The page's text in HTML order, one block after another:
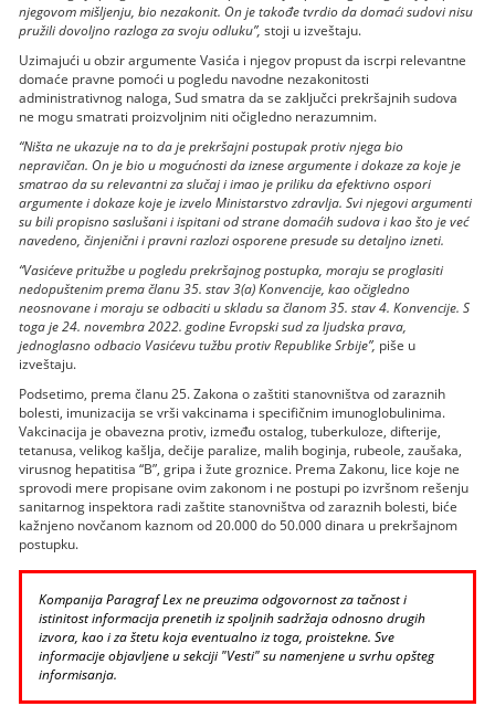
njegovom mišljenju, bio nezakonit. On je takođe tvrdio da domaći sudovi nisu
pružili dovoljno razloga za svoju odluku”, stoji u izveštaju.
Uzimajući u obzir argumente Vasića i njegov propust da iscrpi relevantne
domaće pravne pomoći u pogledu navodne nezakonitosti
administrativnog naloga, Sud smatra da se zaključci prekršajnih sudova
ne mogu smatrati proizvoljnim niti očigledno nerazumnim.
“Ništa ne ukazuje na to da je prekršajni postupak protiv njega bio
nepravičan. On je bio u mogućnosti da iznese argumente i dokaze za koje je
smatrao da su relevantni za slučaj i imao je priliku da efektivno ospori
argumente i dokaze koje je izvelo Ministarstvo zdravlja. Svi njegovi argumenti
su bili propisno saslušani i ispitani od strane domaćih sudova i kao što je već
navedeno, činjenični i pravni razlozi osporene presude su detaljno izneti.
“Vasićeve pritužbe u pogledu prekršajnog postupka, moraju se proglasiti
nedopuštenim prema članu 35. stav 3(a) Konvencije, kao očigledno
neosnovane i moraju se odbaciti u skladu sa članom 35. stav 4. Konvencije. S
toga je 24. novembra 2022. godine Evropski sud za ljudska prava,
jednoglasno odbacio Vasićevu tužbu protiv Republike Srbije”, piše u
izveštaju.
Podsetimo, prema članu 25. Zakona o zaštiti stanovništva od zaraznih
bolesti, imunizacija se vrši vakcinama i specifičnim imunoglobulinima.
Vakcinacija je obavezna protiv, između ostalog, tuberkuloze, difterije,
tetanusa, velikog kašlja, dečije paralize, malih boginja, rubeole, zaušaka,
virusnog hepatitisa “B”, gripa i žute groznice. Prema Zakonu, lice koje ne
sprovodi mere propisane ovim zakonom i ne postupi po izvršnom rešenju
sanitarnog inspektora radi zaštite stanovništva od zaraznih bolesti, biće
kažnjeno novčanom kaznom od 20.000 do 50.000 dinara u prekršajnom
postupku.
Kompanija Paragraf Lex ne preuzima odgovornost za tačnost i
istinitost informacija prenetih iz spoljnih sadržaja odnosno drugih
izvora, kao i za štetu koja eventualno iz toga, proistekne. Sve
informacije objavljene u sekciji "Vesti" su namenjene u svrhu opšteg
informisanja.